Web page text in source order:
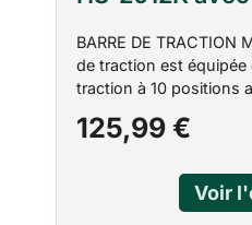
Multifonction
Barre de
Chaise
Max. 150 kg
BARRE DE TRACTION
de traction est équipée
traction à 10 positions
hauteur de la barre à
équipée de poignées
pouvez ainsi effectuer
125,99 €